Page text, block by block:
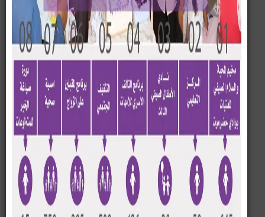
#الذكرى_العاشرة_عقد_من_العمل_الإنساني
#مؤسسة_بسمة_للتنمية_الطفل_والمرأة
#بالبسمة_نزرع_الامل